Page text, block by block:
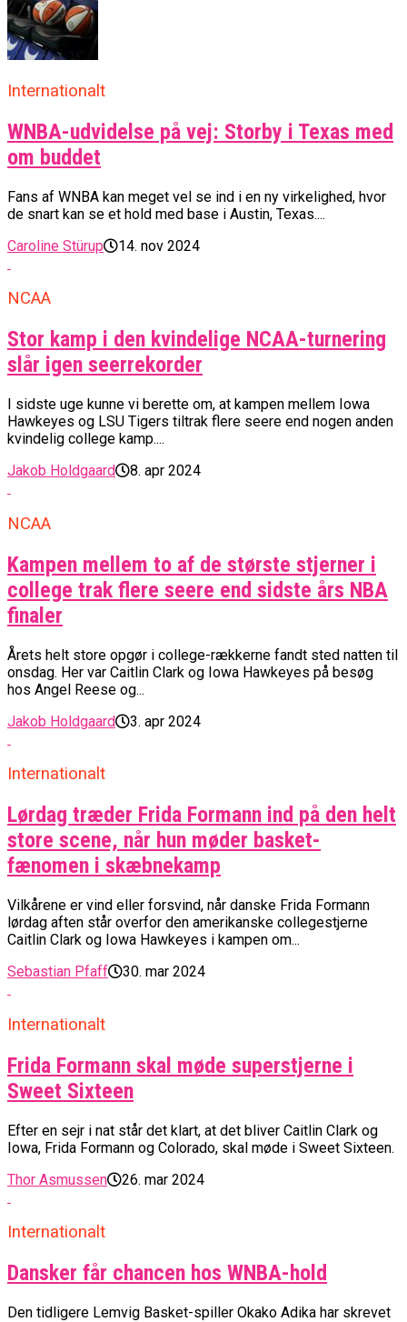
Internationalt
WNBA-udvidelse på vej: Storby i Texas med
om buddet
Fans af WNBA kan meget vel se ind i en ny virkelighed, hvor
de snart kan se et hold med base i Austin, Texas....
Caroline Stürup
14. nov 2024
NCAA
Stor kamp i den kvindelige NCAA-turnering
slår igen seerrekorder
I sidste uge kunne vi berette om, at kampen mellem Iowa
Hawkeyes og LSU Tigers tiltrak flere seere end nogen anden
kvindelig college kamp....
Jakob Holdgaard
8. apr 2024
NCAA
Kampen mellem to af de største stjerner i
college trak flere seere end sidste års NBA
finaler
Årets helt store opgør i college-rækkerne fandt sted natten til
onsdag. Her var Caitlin Clark og Iowa Hawkeyes på besøg
hos Angel Reese og...
Jakob Holdgaard
3. apr 2024
Internationalt
Lørdag træder Frida Formann ind på den helt
store scene, når hun møder basket-
fænomen i skæbnekamp
Vilkårene er vind eller forsvind, når danske Frida Formann
lørdag aften står overfor den amerikanske collegestjerne
Caitlin Clark og Iowa Hawkeyes i kampen om...
Sebastian Pfaff
30. mar 2024
Internationalt
Frida Formann skal møde superstjerne i
Sweet Sixteen
Efter en sejr i nat står det klart, at det bliver Caitlin Clark og
Iowa, Frida Formann og Colorado, skal møde i Sweet Sixteen.
Thor Asmussen
26. mar 2024
Internationalt
Dansker får chancen hos WNBA-hold
Den tidligere Lemvig Basket-spiller Okako Adika har skrevet